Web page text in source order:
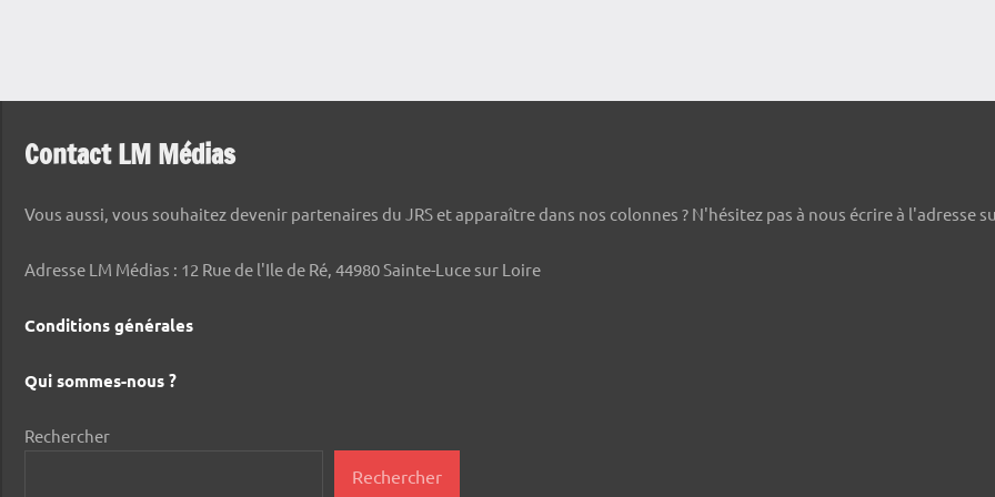
Contact LM Médias
Vous aussi, vous souhaitez devenir partenaires du JRS et apparaître dans nos colonnes ? N'hésitez pas à nous écrire à l'adresse
Adresse LM Médias : 12 Rue de l'Ile de Ré, 44980 Sainte-Luce sur Loire
Conditions générales
Qui sommes-nous ?
Rechercher
Rechercher